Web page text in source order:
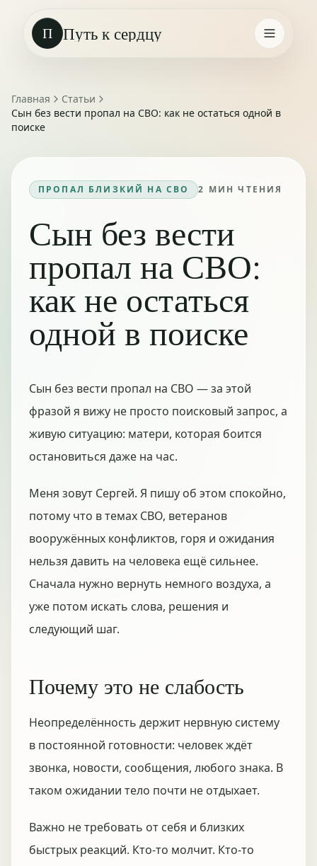
П Путь к сердцу
Главная
Статьи
Сын без вести пропал на СВО: как не остаться одной в
поиске
ПРОПАЛ БЛИЗКИЙ НА СВО 2 МИН ЧТЕНИЯ
Сын без вести
пропал на СВО:
как не остаться
одной в поиске
Сын без вести пропал на СВО — за этой
фразой я вижу не просто поисковый запрос, а
живую ситуацию: матери, которая боится
остановиться даже на час.
Меня зовут Сергей. Я пишу об этом спокойно,
потому что в темах СВО, ветеранов
вооружённых конфликтов, горя и ожидания
нельзя давить на человека ещё сильнее.
Сначала нужно вернуть немного воздуха, а
уже потом искать слова, решения и
следующий шаг.
Почему это не слабость
Неопределённость держит нервную систему
в постоянной готовности: человек ждёт
звонка, новости, сообщения, любого знака. В
таком ожидании тело почти не отдыхает.
Важно не требовать от себя и близких
быстрых реакций. Кто-то молчит. Кто-то